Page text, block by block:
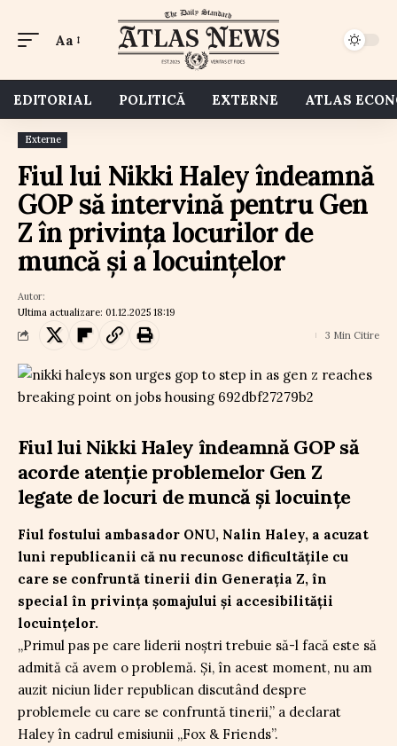
Aa
EDITORIAL POLITICĂ EXTERNE ATLAS
Externe
Fiul lui Nikki Haley îndeamnă
GOP să intervină pentru Gen
Z în privința locurilor de
muncă și a locuințelor
Ultima actualizare: 01.12.2025 18:19
Autor:
3 Min Citire
Fiul lui Nikki Haley îndeamnă GOP să
acorde atenție problemelor Gen Z
legate de locuri de muncă și locuințe
Fiul fostului ambasador ONU, Nalin Haley, a acuzat
luni republicanii că nu recunosc dificultățile cu
care se confruntă tinerii din Generația Z, în
special în privința șomajului și accesibilității
locuințelor.
„Primul pas pe care liderii noștri trebuie să-l facă este să
admită că avem o problemă. Și, în acest moment, nu am
auzit niciun lider republican discutând despre
problemele cu care se confruntă tinerii,” a declarat
Haley în cadrul emisiunii „Fox & Friends”.